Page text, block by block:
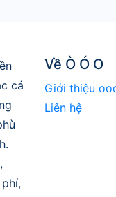
cá
Về Ò Ó O
Giới thiệu
Liên hệ